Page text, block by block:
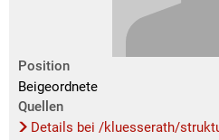
Position
Beigeordnete
Quellen
Details bei /kluesserath/